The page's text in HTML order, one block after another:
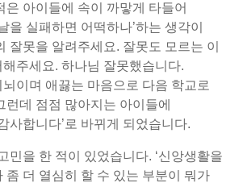
은 아이들에 속이 까맣게 타들어
을 실패하면 어떡하나’하는 생각이
잘못을 알려주세요. 잘못도 모르는 이
주세요. 하나님 잘못했습니다.
뇌이며 애끓는 마음으로 다음 학교로
런데 점점 많아지는 아이들에
사합니다’로 바뀌게 되었습니다.
민을 한 적이 있었습니다. ‘신앙생활을
좀 더 열심히 할 수 있는 부분이 뭐가